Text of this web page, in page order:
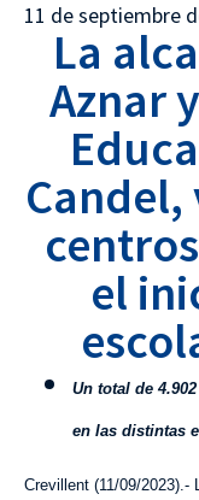
11 de septiembre
La
Aznar
el
Un total de
en las distintas
Crevillent (11/09/2023).-